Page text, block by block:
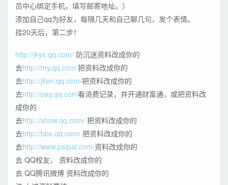
员中心绑定手机，填写邮寄地址。）
添加自己qq为好友，每隔几天和自己聊几句，发个表情。
挂20天后，第二步！
http://jkyx.qq.com/ 防沉迷资料改成你的
去http://my.qq.com/把资料改成你的
去http://jifen.qq.com/把资料改成你的
去http://pay.qq.com看消费记录，并开通财富通，或把资料改
成你的
去http://show.qq.com/ 把资料改成你的
去http://bbs.qq.com/ 把资料改成你的
去http://www.paipai.com/资料改成你的
去 QQ校友， 资料改成你的
去 QQ腾讯微博 资料改成你的